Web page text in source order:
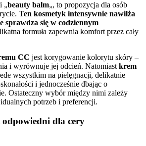
„beauty balm„, to propozycja dla osób
Ten kosmetyk intensywnie nawilża
sprawdza się w codziennym
formuła zapewnia komfort przez cały
CC jest korygowanie kolorytu skóry –
i wyrównuje jej odcień. Natomiast krem
wszystkim na pielęgnacji, delikatnie
i jednocześnie dbając o
Ostateczny wybór między nimi zależy
potrzeb i preferencji.
dla cery